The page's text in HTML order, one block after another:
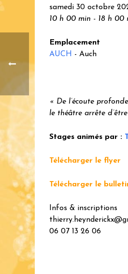
samedi 30 octobre
10 h 00 min - 18 h 00
Emplacement
AUCH - Auch
« De l’écoute
le théâtre arrête
Stages animés par :
Télécharger le flyer
Télécharger le
Infos & inscriptions
06 07 13 26 06